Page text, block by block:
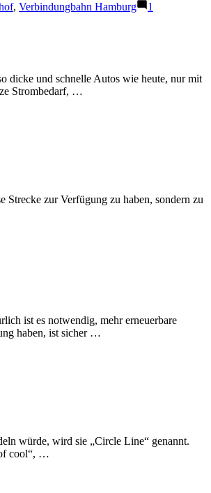
, Verbindungbahn Hamburg
1
dicke und schnelle Autos wie heute, nur mit
Strombedarf, …
Strecke zur Verfügung zu haben, sondern zu
ist es notwendig, mehr erneuerbare
haben, ist sicher …
würde, wird sie „Circle Line“ genannt.
of cool“, …